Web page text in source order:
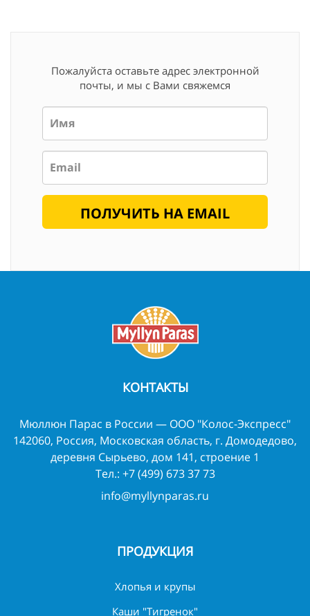
Пожалуйста оставьте адрес электронной
почты, и мы с Вами свяжемся
Имя
Email
КОНТАКТЫ
Мюллюн Парас в России — ООО "Колос-Экспресс"
142060, Россия, Московская область, г. Домодедово,
деревня Сырьево, дом 141, строение 1
Тел.: +7 (499) 673 37 73
info@myllynparas.ru
ПРОДУКЦИЯ
Хлопья и крупы
Каши "Тигренок"